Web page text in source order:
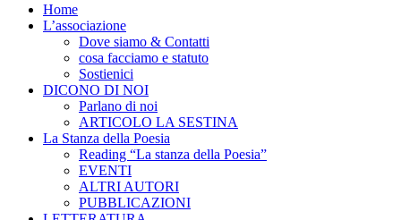
Home
L’associazione
Dove siamo & Contatti
cosa facciamo e statuto
Sostienici
DICONO DI NOI
Parlano di noi
ARTICOLO LA SESTINA
La Stanza della Poesia
Reading “La stanza della Poesia”
EVENTI
ALTRI AUTORI
PUBBLICAZIONI